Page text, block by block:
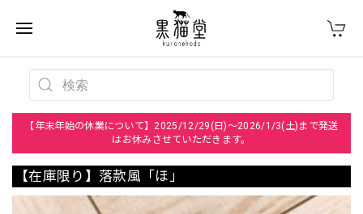
【年末年始の休業について】2025/12/29(日)～2026/1/3(土)まで発送
はお休みさせていただきます。
【在庫限り】落款風「ほ」